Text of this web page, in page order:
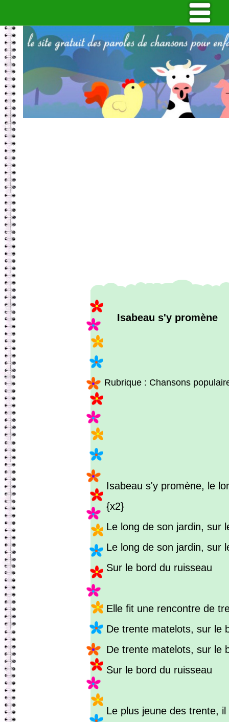
Isabeau s'y promène
Rubrique : Chansons
Isabeau s'y promène, le
{x2}
Le long de son jardin, sur
Le long de son jardin, sur
Sur le bord du ruisseau
Elle fit une rencontre de
De trente matelots, sur le
De trente matelots, sur le
Sur le bord du ruisseau
Le plus jeune des trente,